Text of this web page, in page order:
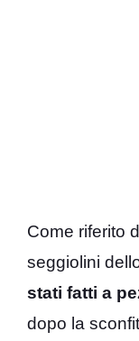
Come riferito
seggiolini
stati fatti a
dopo la